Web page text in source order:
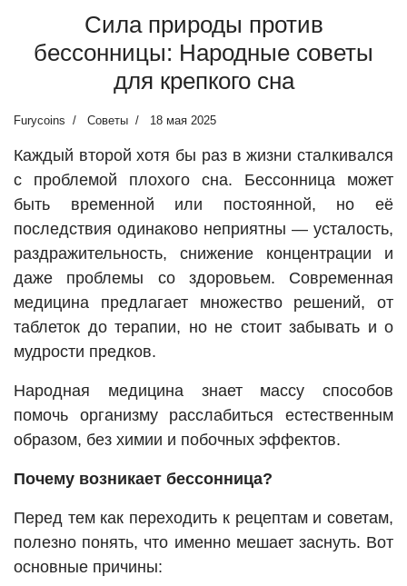
Сила природы против
бессонницы: Народные советы
для крепкого сна
Furycoins Советы 18 мая 2025
Каждый второй хотя бы раз в жизни сталкивался
с проблемой плохого сна. Бессонница может
быть временной или постоянной, но её
последствия одинаково неприятны — усталость,
раздражительность, снижение концентрации и
даже проблемы со здоровьем. Современная
медицина предлагает множество решений, от
таблеток до терапии, но не стоит забывать и о
мудрости предков.
Народная медицина знает массу способов
помочь организму расслабиться естественным
образом, без химии и побочных эффектов.
Почему возникает бессонница?
Перед тем как переходить к рецептам и советам,
полезно понять, что именно мешает заснуть. Вот
основные причины: